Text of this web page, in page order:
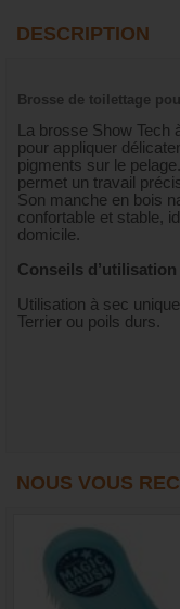
DESCRIPTION
Brosse de toilettage
La brosse Show
pour appliquer
pigments sur le
permet un travail
Son manche en bois
confortable et stable,
domicile.
Conseils d’utilisation
Utilisation à sec
Terrier ou poils durs.
NOUS VOUS